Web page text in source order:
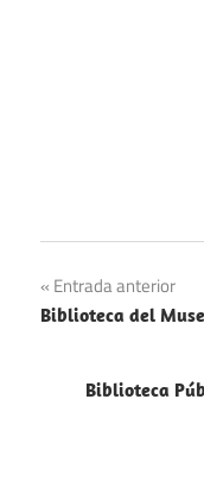
Navegación
de
entradas
Entrada anterior
Biblioteca del
Biblioteca